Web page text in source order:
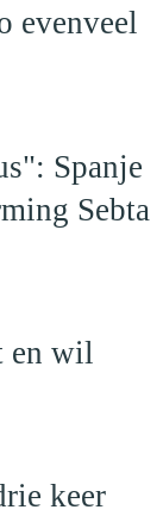
evenveel
Spanje
Sebta
en wil
keer